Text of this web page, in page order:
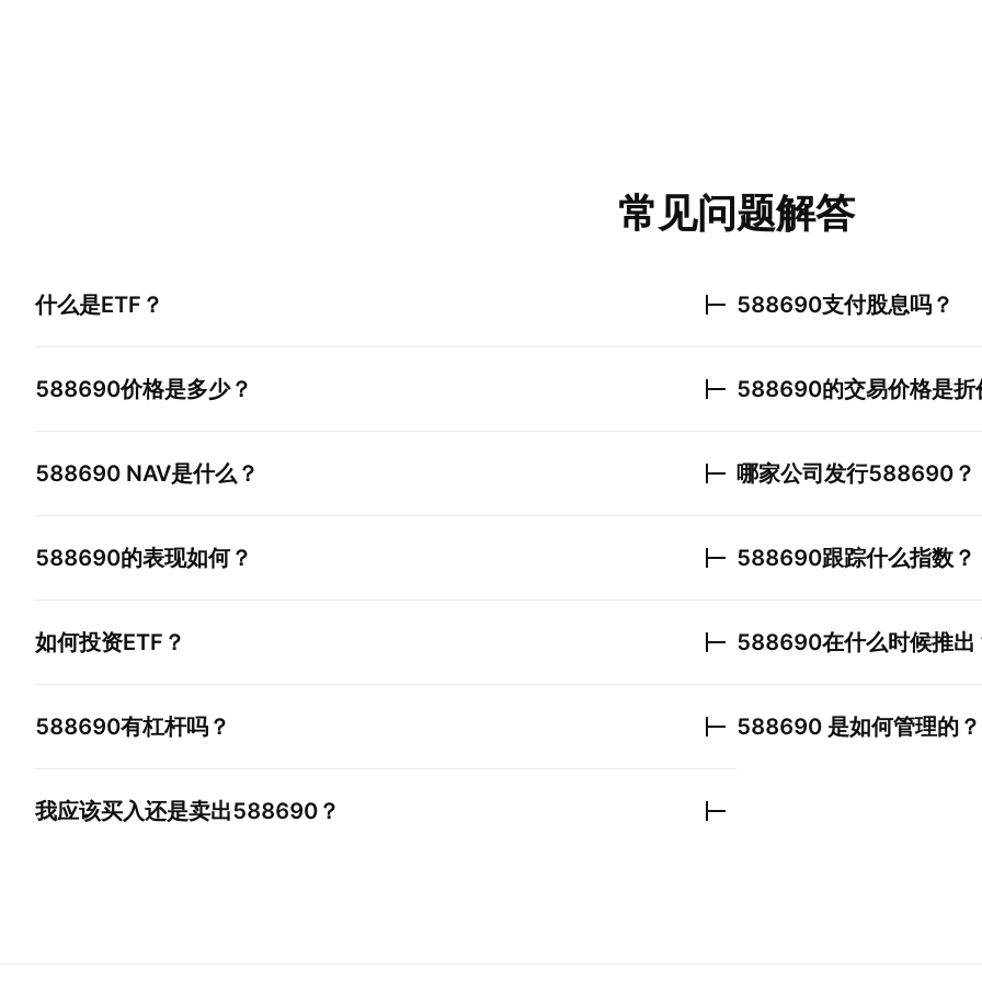
常见问题解答
什么是ETF？
588690价格是多少？
588690 NAV是什么？
588690的表现如何？
如何投资ETF？
588690有杠杆吗？
我应该买入还是卖出588690 ？
588690支付股息吗？
588690的交易价格是
哪家公司发行588690 ？
588690跟踪什么指数？
588690在什么时候推出
588690 是如何管理的？